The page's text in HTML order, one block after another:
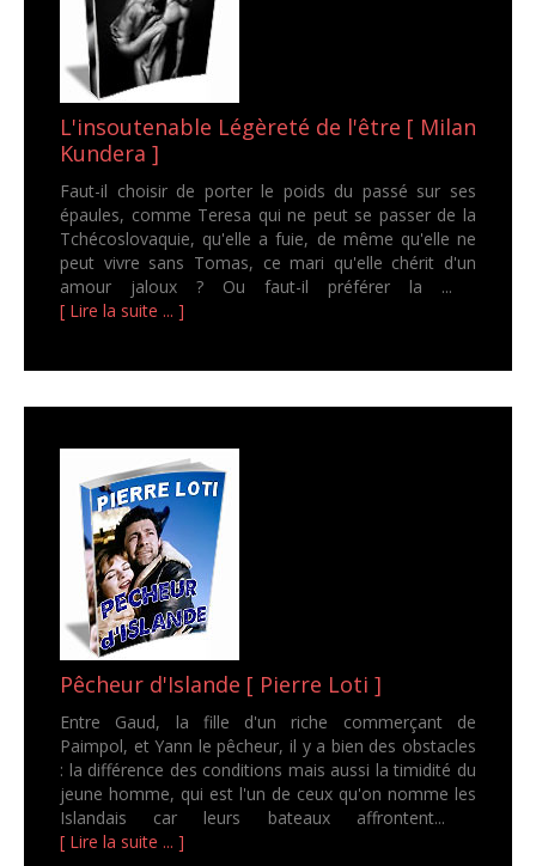
L'insoutenable Légèreté de l'être [ Milan
Kundera ]
Faut-il choisir de porter le poids du passé sur ses
épaules, comme Teresa qui ne peut se passer de la
Tchécoslovaquie, qu'elle a fuie, de même qu'elle ne
peut vivre sans Tomas, ce mari qu'elle chérit d'un
amour jaloux ? Ou faut-il préférer la ...
[ Lire la suite ... ]
Pêcheur d'Islande [ Pierre Loti ]
Entre Gaud, la fille d'un riche commerçant de
Paimpol, et Yann le pêcheur, il y a bien des obstacles
: la différence des conditions mais aussi la timidité du
jeune homme, qui est l'un de ceux qu'on nomme les
Islandais car leurs bateaux affrontent...
[ Lire la suite ... ]